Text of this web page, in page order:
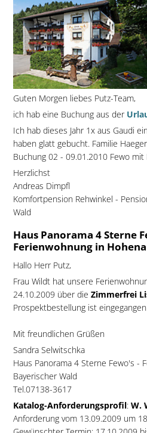
Guten Morgen liebes Putz-Team,
ich hab eine Buchung aus der
Ich hab dieses Jahr 1x aus Gaudi
haben glatt gebucht. Familie
Buchung 02 - 09.01.2010 Fewo mit
Herzlichst
Andreas Dimpfl
Komfortpension Rehwinkel -
Wald
Haus Panorama 4 Sterne
Ferienwohnung in
Hallo Herr Putz,
Frau Wildt hat unsere
24.10.2009 über die Zimmerfrei
Prospektbestellung ist
Mit freundlichen Grüßen
Sandra Selwitschka
Haus Panorama 4 Sterne Fewo's -
Bayerischer Wald
Tel.07138-3617
Katalog-Anforderungsprofil: W.
Anforderung vom 13.09.2009 um